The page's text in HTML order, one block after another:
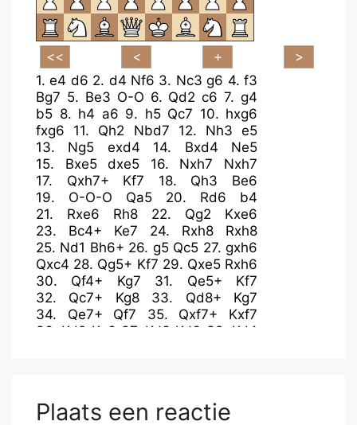
1.e4 d6 2. d4 Nf6 3. Nc3 g6 4.f3
Bg7 5. Be3 O-O 6. Qd2 c6 7. g4
b5 8. h4 a6 9. h5 Qc7 10. hxg6
fxg6
11. Qh2 Nbd7 12. Nh3
e5
13. Ng5 exd4 14. Bxd4
Ne5
15. Bxe5 dxe5 16. Nxh7
Nxh7
17. Qxh7+ Kf7 18. Qh3
Be6
19. O-O-O Qa5 20. Rd6
b4
21. Rxe6 Rh8 22. Qg2
Kxe6
23. Bc4+ Ke7 24. Rxh8
Rxh8
25. Nd1 Bh6+ 26. g5 Qc5 27.gxh6
Qxc4 28. Qg5+ Kf7 29. Qxe5 Rxh6
30. Qf4+ Kg7 31. Qe5+
Kf7
32. Qc7+ Kg8 33. Qd8+
Kg7
34. Qe7+ Qf7 35. Qxf7+
Kxf7
36. Kd2 Ke6 37. Kd3 Kd6 38. Kd4
Plaats een reactie